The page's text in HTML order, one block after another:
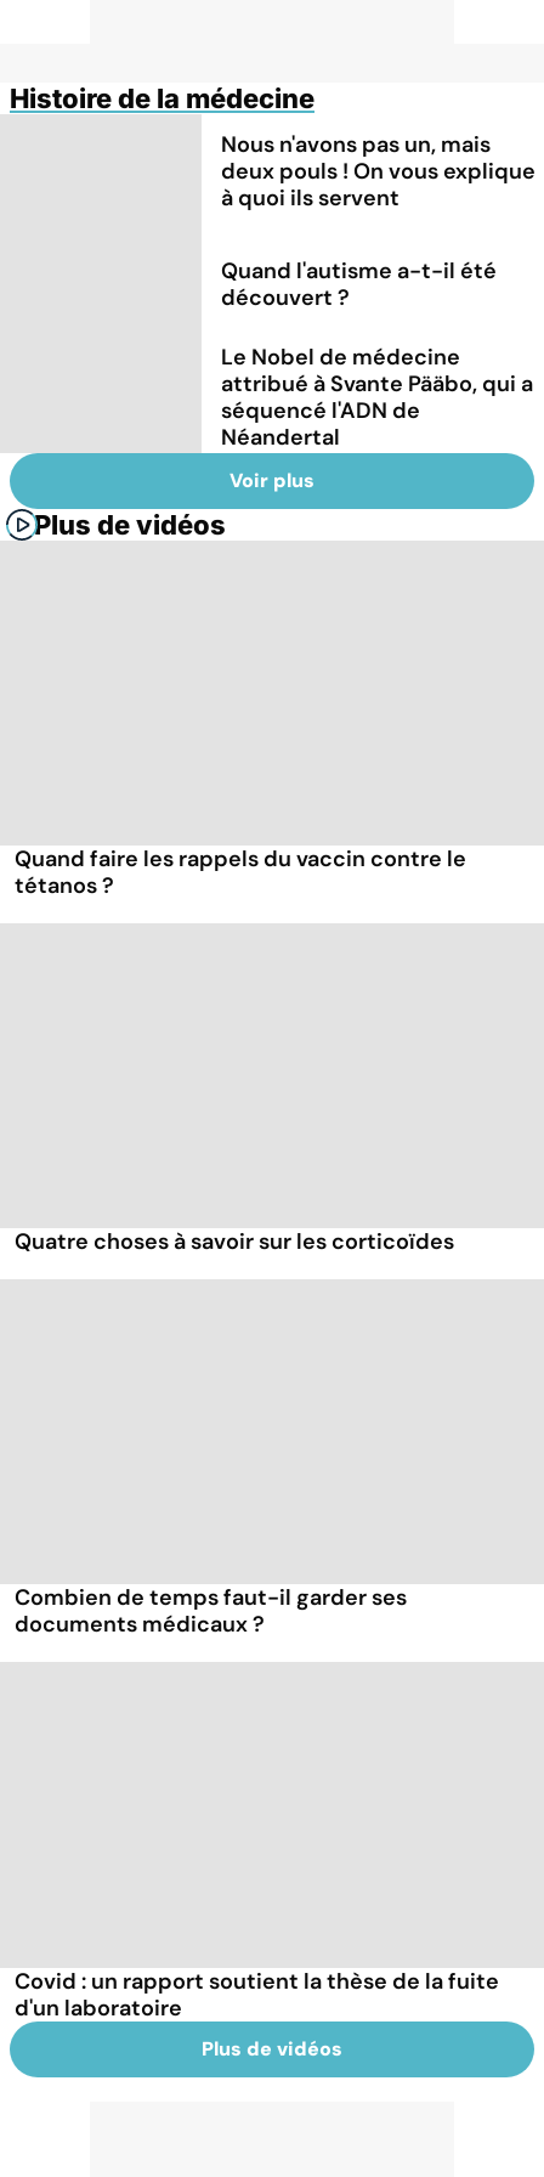
Histoire de la médecine
Nous n'avons pas un, mais
deux pouls ! On vous explique
à quoi ils servent
Quand l'autisme a-t-il été
découvert ?
Le Nobel de médecine
attribué à Svante Pääbo, qui a
séquencé l'ADN de
Néandertal
Voir plus
Plus de vidéos
Quand faire les rappels du vaccin contre le
tétanos ?
Quatre choses à savoir sur les corticoïdes
Combien de temps faut-il garder ses
documents médicaux ?
Covid : un rapport soutient la thèse de la fuite
d'un laboratoire
Plus de vidéos